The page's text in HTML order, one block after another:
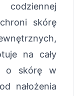
skórę
na cały
o skórę w
nałożenia